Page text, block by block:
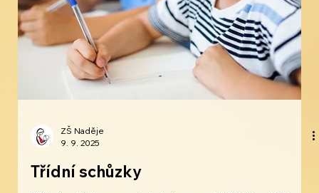
ZŠ Naděje